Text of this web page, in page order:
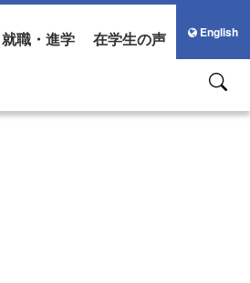
English
就職・進学 在学生の声